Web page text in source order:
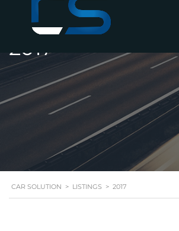
2017
CAR SOLUTION > LISTINGS > 2017